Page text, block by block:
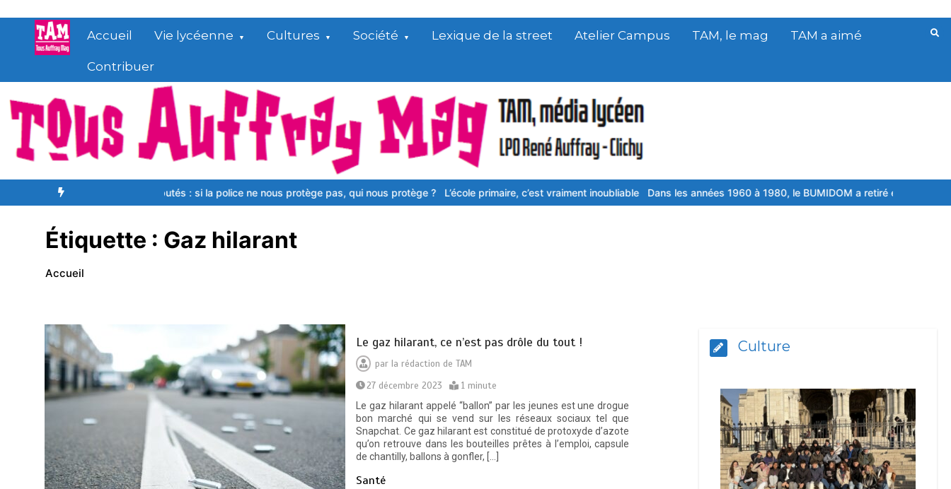
contenu
Accueil Vie lycéenne Cultures Société Lexique de la street Atelier Campus TAM, le mag TAM a aimé
Contribuer
Lettre aux députés : si la police ne nous protège pas, qui nous protège ? L’école primaire, c’est vraiment inoubliable Dans les années 1960 à 1980, le BUMIDOM a retiré environ 2000 enfants à
Étiquette : Gaz hilarant
Accueil
Le gaz hilarant, ce n’est pas drôle du tout !
parla rédaction de TAM
27 décembre 2023
1 minute
Le gaz hilarant appelé “ballon” par les jeunes est une drogue
bon marché qui se vend sur les réseaux sociaux tel que
Snapchat. Ce gaz hilarant est constitué de protoxyde d’azote
qu’on retrouve dans les bouteilles prêtes à l’emploi, capsule
de chantilly, ballons à gonfler, […]
Santé
Culture